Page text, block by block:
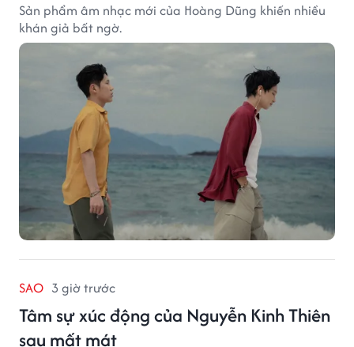
Sản phẩm âm nhạc mới của Hoàng Dũng khiến nhiều
khán giả bất ngờ.
SAO 3 giờ trước
Tâm sự xúc động của Nguyễn Kinh Thiên
sau mất mát